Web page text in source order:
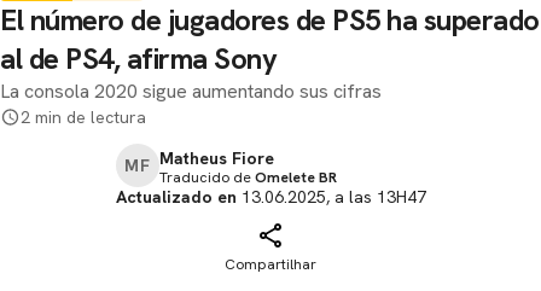
El número de jugadores de PS5 ha superado
al de PS4, afirma Sony
La consola 2020 sigue aumentando sus cifras
2 min de lectura
MF Matheus Fiore
Traducido deOmelete BR
Actualizado en 13.06.2025, a las 13H47
Compartilhar